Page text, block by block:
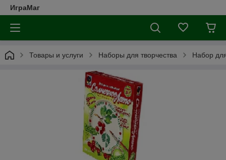
ИграМаг
Товары и услуги Наборы для творчества Набор